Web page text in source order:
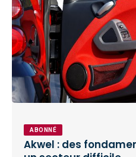
ABONNÉ
Akwel : des